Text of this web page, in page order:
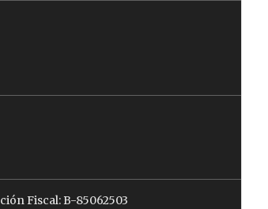
Fiscal: B-85062503